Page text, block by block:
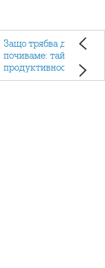
Защо трябва да си
почиваме: тайната на
продуктивността,
здравето и добрия